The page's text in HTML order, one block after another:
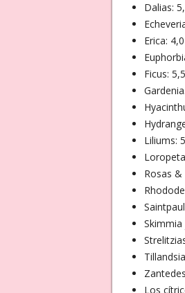
Dalias:
Erica:
Ficus:
Gardenia.
Liliums:
Rosas &
Skimmia
Los